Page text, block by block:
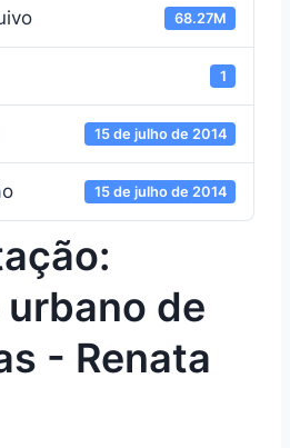
68.27M
1
15 de julho de 2014
15 de julho de 2014
de
- Renata